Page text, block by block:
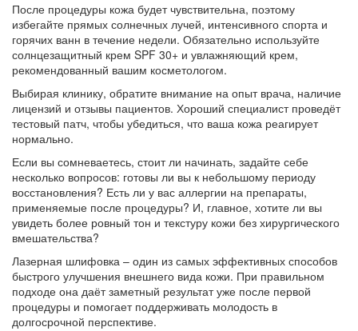
После процедуры кожа будет чувствительна, поэтому
избегайте прямых солнечных лучей, интенсивного спорта и
горячих ванн в течение недели. Обязательно используйте
солнцезащитный крем SPF 30+ и увлажняющий крем,
рекомендованный вашим косметологом.
Выбирая клинику, обратите внимание на опыт врача, наличие
лицензий и отзывы пациентов. Хороший специалист проведёт
тестовый патч, чтобы убедиться, что ваша кожа реагирует
нормально.
Если вы сомневаетесь, стоит ли начинать, задайте себе
несколько вопросов: готовы ли вы к небольшому периоду
восстановления? Есть ли у вас аллергии на препараты,
применяемые после процедуры? И, главное, хотите ли вы
увидеть более ровный тон и текстуру кожи без хирургического
вмешательства?
Лазерная шлифовка – один из самых эффективных способов
быстрого улучшения внешнего вида кожи. При правильном
подходе она даёт заметный результат уже после первой
процедуры и помогает поддерживать молодость в
долгосрочной перспективе.